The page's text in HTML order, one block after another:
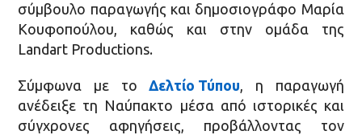
σύμβουλο παραγωγής και δημοσιογράφο Μαρία
Κουφοπούλου, καθώς και στην ομάδα της
Landart Productions.
Σύμφωνα με τοΔελτίο Τύπου, η παραγωγή
ανέδειξε τη Ναύπακτο μέσα από ιστορικές και
σύγχρονες αφηγήσεις, προβάλλοντας τον